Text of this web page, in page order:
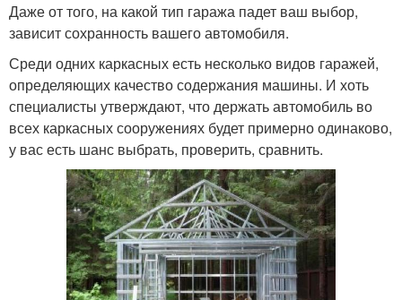
Даже от того, на какой тип гаража падет ваш выбор,
зависит сохранность вашего автомобиля.
Среди одних каркасных есть несколько видов гаражей,
определяющих качество содержания машины. И хоть
специалисты утверждают, что держать автомобиль во
всех каркасных сооружениях будет примерно одинаково,
у вас есть шанс выбрать, проверить, сравнить.